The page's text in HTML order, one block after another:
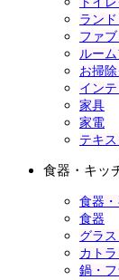
ラン
ファ
ルー
お掃
イン
家具
家電
テキ
食器・キッ
食器
食器
グラ
カト
鍋・